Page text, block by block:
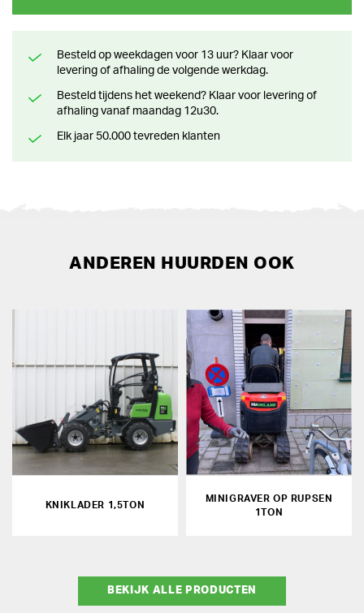
Besteld op weekdagen voor 13 uur? Klaar voor
levering of afhaling de volgende werkdag.
Besteld tijdens het weekend? Klaar voor levering of
afhaling vanaf maandag 12u30.
Elk jaar 50.000 tevreden klanten
ANDEREN HUURDEN OOK
KNIKLADER 1,5TON
MINIGRAVER OP RUPSEN
1TON
BEKIJK ALLE PRODUCTEN